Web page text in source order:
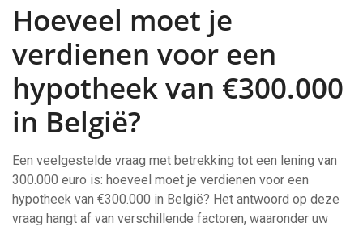
Hoeveel moet je
verdienen voor een
hypotheek van €300.000
in België?
Een veelgestelde vraag met betrekking tot een lening van
300.000 euro is: hoeveel moet je verdienen voor een
hypotheek van €300.000 in België? Het antwoord op deze
vraag hangt af van verschillende factoren, waaronder uw